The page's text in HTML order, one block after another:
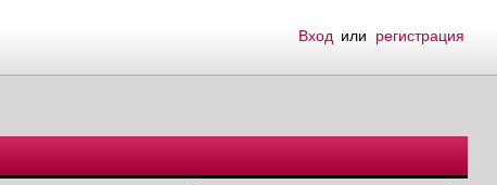
Вход или регистрация